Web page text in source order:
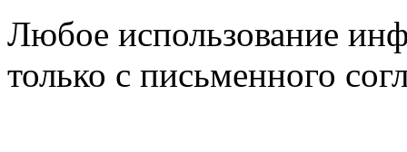
Любое использование
только с письменного